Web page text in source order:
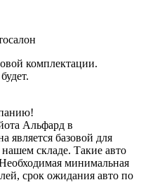
комплектации.
Альфард в
является базовой для
нашем складе. Такие авто
минимальная
срок ожидания авто по